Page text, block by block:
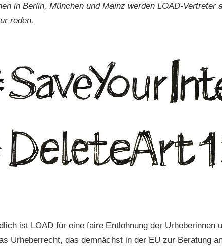
in Berlin, München und Mainz werden LOAD-Vertreter
reden.
ist LOAD für eine faire Entlohnung der Urheberinnen
Urheberrecht, das demnächst in der EU zur Beratung